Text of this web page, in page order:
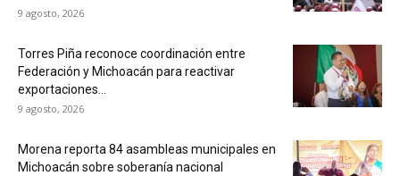
9 agosto, 2026
Torres Piña reconoce coordinación entre
Federación y Michoacán para reactivar
exportaciones...
9 agosto, 2026
Morena reporta 84 asambleas municipales en
Michoacán sobre soberanía nacional